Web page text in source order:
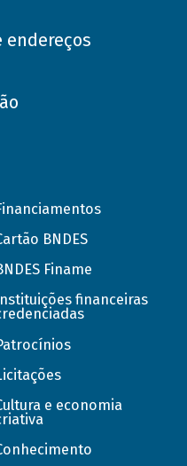
endereços
BNDES
Finame
Instituições financeiras
e economia